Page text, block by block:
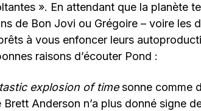
». En attendant que la planète
de Bon Jovi ou Grégoire – voire les
à vous enfoncer leurs
raisons d’écouter Pond :
explosion of timesonne comme
Anderson n’a plus donné signe